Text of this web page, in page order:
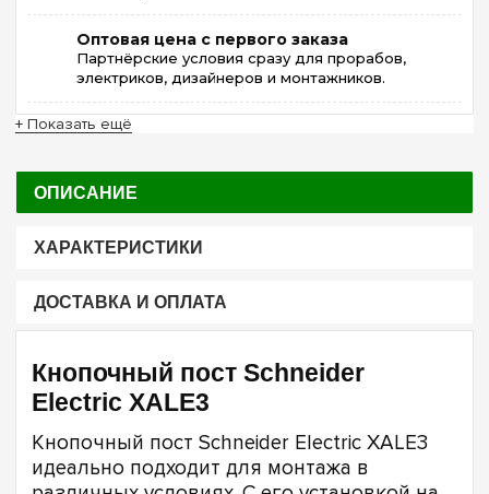
Оптовая цена с первого заказа
Партнёрские условия сразу для прорабов,
электриков, дизайнеров и монтажников.
+ Показать ещё
ОПИСАНИЕ
ХАРАКТЕРИСТИКИ
ДОСТАВКА И ОПЛАТА
Кнопочный пост Schneider
Electric XALE3
Кнопочный пост Schneider Electric XALE3
идеально подходит для монтажа в